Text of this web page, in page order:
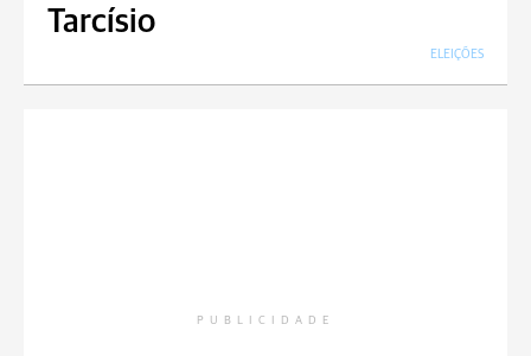
Tarcísio
ELEIÇÕES
PUBLICIDADE